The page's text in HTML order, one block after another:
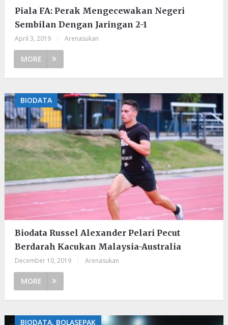
Piala FA: Perak Mengecewakan Negeri
Sembilan Dengan Jaringan 2-1
April 3, 2019 Arenasukan
MORE
BIODATA
Biodata Russel Alexander Pelari Pecut
Berdarah Kacukan Malaysia-Australia
December 10, 2019 Arenasukan
MORE
BIODATA, BOLASEPAK